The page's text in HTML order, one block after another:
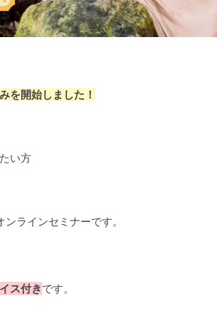
を開始しました！
い方
ラインセミナーです。
ス付きです。